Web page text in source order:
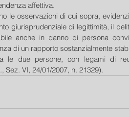
affettiva.
le osservazioni di cui sopra,
giurisprudenziale di legittimità, il
anche in danno di persona
di un rapporto sostanzialmente
le due persone, con legami di
Sez. VI, 24/01/2007, n. 21329).